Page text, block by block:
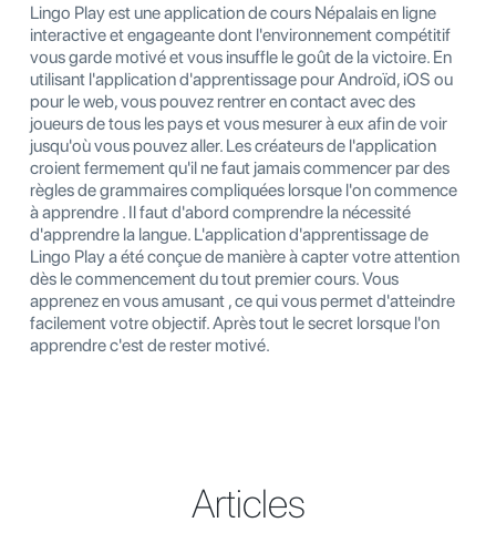
Lingo Play est une application de cours Népalais en ligne
interactive et engageante dont l'environnement compétitif
vous garde motivé et vous insuffle le goût de la victoire. En
utilisant l'application d'apprentissage pour Androïd, iOS ou
pour le web, vous pouvez rentrer en contact avec des
joueurs de tous les pays et vous mesurer à eux afin de voir
jusqu'où vous pouvez aller. Les créateurs de l'application
croient fermement qu'il ne faut jamais commencer par des
règles de grammaires compliquées lorsque l'on commence
à apprendre . Il faut d'abord comprendre la nécessité
d'apprendre la langue. L'application d'apprentissage de
Lingo Play a été conçue de manière à capter votre attention
dès le commencement du tout premier cours. Vous
apprenez en vous amusant , ce qui vous permet d'atteindre
facilement votre objectif. Après tout le secret lorsque l'on
apprendre c'est de rester motivé.
Articles